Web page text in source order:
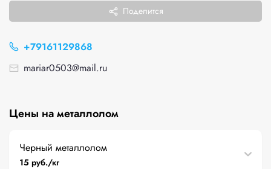
Поделится
+79161129868
mariar0503@mail.ru
Цены на металлолом
Черный металлолом
15 руб./кг